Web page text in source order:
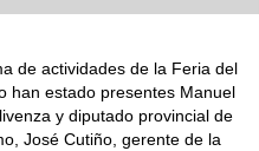
de actividades de la Feria del
han estado presentes Manuel
y diputado provincial de
José Cutiño, gerente de la